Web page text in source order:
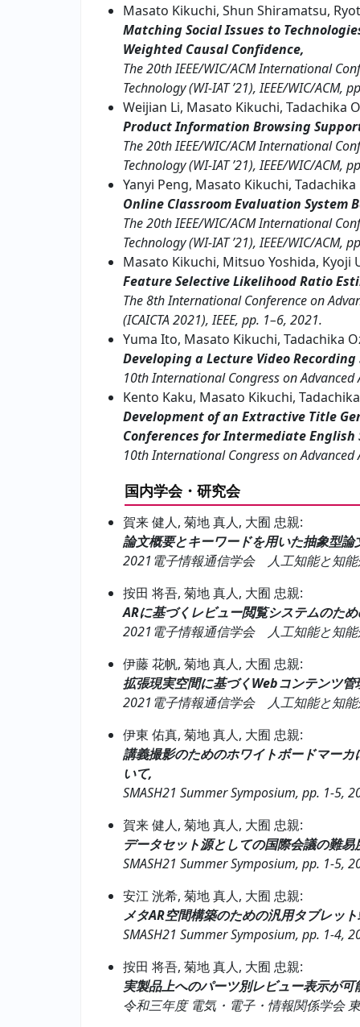
Masato Kikuchi, Shun Shiramatsu,
Matching Social Issues to
Weighted Causal Confidence,
The 20th IEEE/WIC/ACM International
Technology (WI-IAT ’21), IEEE/WIC/ACM,
Weijian Li, Masato Kikuchi, Tadachika
Product Information Browsing
The 20th IEEE/WIC/ACM International
Technology (WI-IAT ’21), IEEE/WIC/ACM,
Yanyi Peng, Masato Kikuchi,
Online Classroom Evaluation System
The 20th IEEE/WIC/ACM International
Technology (WI-IAT ’21), IEEE/WIC/ACM,
Masato Kikuchi, Mitsuo Yoshida, Kyoji
Feature Selective Likelihood Ratio
The 8th International Conference on
(ICAICTA 2021), IEEE, pp. 1–6, 2021.
Yuma Ito, Masato Kikuchi, Tadachika
Developing a Lecture Video
10th International Congress on
Kento Kaku, Masato Kikuchi,
Development of an Extractive Title
Conferences for Intermediate English
10th International Congress on
国内学会・研究会
賀来 健人, 菊地 真人, 大囿 忠親:
論文概要とキーワードを用いた抽象型
2021電子情報通信学会 人工知能と知能
按田 将吾, 菊地 真人, 大囿 忠親:
ARに基づくレビュー閲覧システムのた
2021電子情報通信学会 人工知能と知能
伊藤 花帆, 菊地 真人, 大囿 忠親:
拡張現実空間に基づくWebコンテンツ
2021電子情報通信学会 人工知能と知能
伊東 佑真, 菊地 真人, 大囿 忠親:
講義撮影のためのホワイトボードマー
いて,
SMASH21 Summer Symposium, pp. 1-5,
賀来 健人, 菊地 真人, 大囿 忠親:
データセット源としての国際会議の難
SMASH21 Summer Symposium, pp. 1-5,
安江 洸希, 菊地 真人, 大囿 忠親:
メタAR空間構築のための汎用タブレッ
SMASH21 Summer Symposium, pp. 1-4,
按田 将吾, 菊地 真人, 大囿 忠親:
実製品上へのパーツ別レビュー表示が
令和三年度 電気・電子・情報関係学会